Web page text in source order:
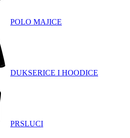
POLO MAJICE
DUKSERICE I HOODICE
PRSLUCI